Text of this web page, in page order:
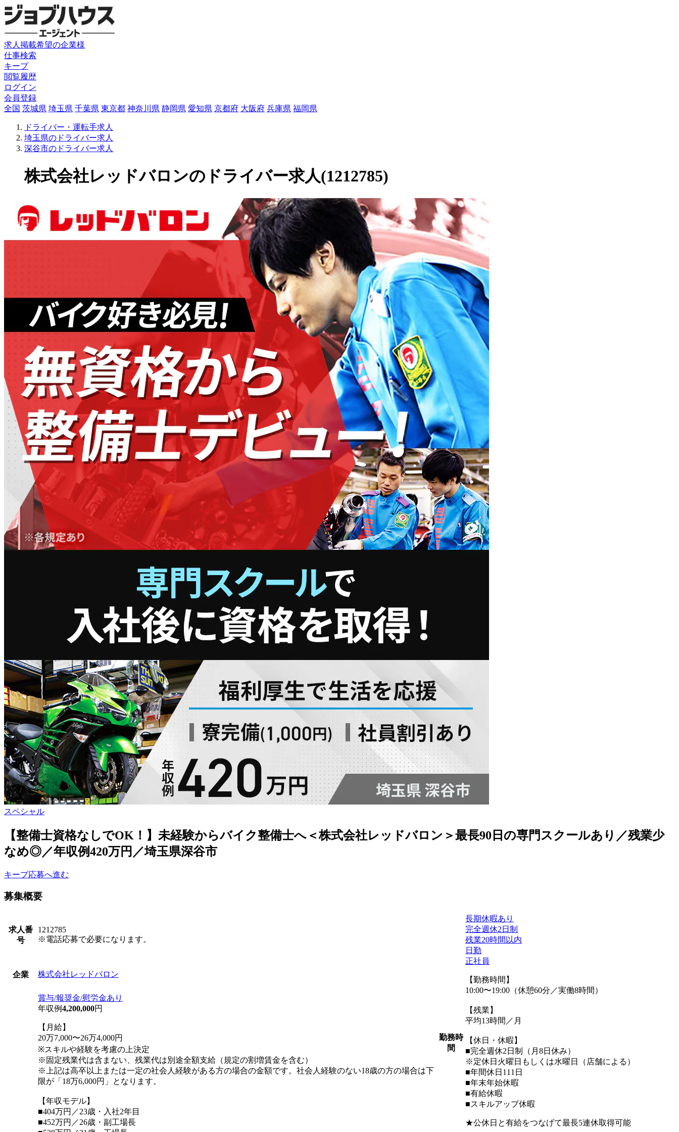
求人掲載希望の企業様
仕事検索
キープ
閲覧履歴
ログイン
会員登録
全国 茨城県 埼玉県 千葉県 東京都 神奈川県 静岡県 愛知県 京都府 大阪府 兵庫県 福岡県
ドライバー・運転手求人
埼玉県のドライバー求人
深谷市のドライバー求人
株式会社レッドバロンのドライバー求人(1212785)
スペシャル
【整備士資格なしでOK！】未経験からバイク整備士へ＜株式会社レッドバロン＞最長90日の専門スクールあり／残業少
なめ◎／年収例420万円／埼玉県深谷市
キープ応募へ進む
募集概要
求人番
号
1212785
※電話応募で必要になります。
企業 株式会社レッドバロン
賞与/報奨金/慰労金あり
年収例4,200,000円
【月給】
20万7,000〜26万4,000円
※スキルや経験を考慮の上決定
※固定残業代は含まない、残業代は別途全額支給（規定の割増賃金を含む）
※上記は高卒以上または一定の社会人経験がある方の場合の金額です。社会人経験のない18歳の方の場合は下
限が「18万6,000円」となります。
【年収モデル】
■404万円／23歳・入社2年目
■452万円／26歳・副工場長
勤務時
間
長期休暇あり
完全週休2日制
残業20時間以内
日勤
正社員
【勤務時間】
10:00〜19:00（休憩60分／実働8時間）
【残業】
平均13時間／月
【休日・休暇】
■完全週休2日制（月8日休み）
※定休日火曜日もしくは水曜日（店舗による）
■年間休日111日
■年末年始休暇
■有給休暇
■スキルアップ休暇
★公休日と有給をつなげて最長5連休取得可能